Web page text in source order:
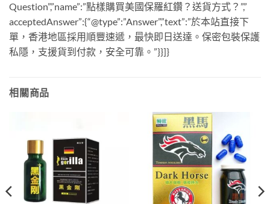
Question”,”name”:”點樣購買美國保羅紅鑽？送貨方式？”,”
acceptedAnswer”:{“@type”:”Answer”,”text”:”於本站直接下
單，香港地區採用順豐速遞，最快即日送達。保密包裝保護
私隱，支援貨到付款，安全可靠。”}}]}
相關商品